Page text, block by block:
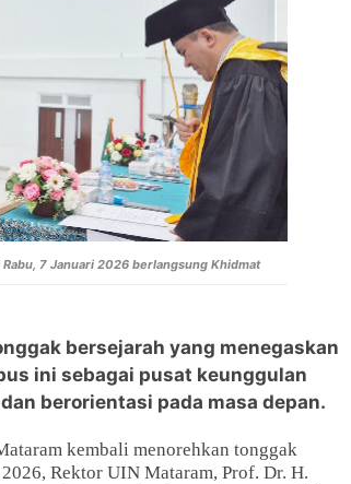
7 Januari 2026 berlangsung Khidmat
bersejarah yang menegaskan
ini sebagai pusat keunggulan
berorientasi pada masa depan.
kembali menorehkan tonggak
Rektor UIN Mataram, Prof. Dr. H.